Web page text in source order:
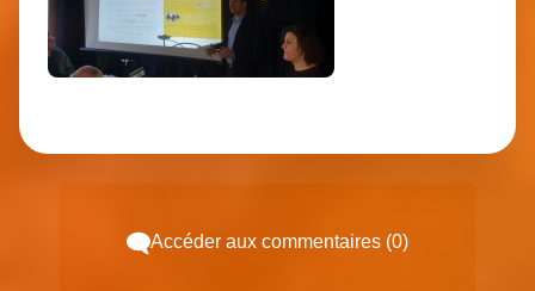
Accéder aux commentaires (0)